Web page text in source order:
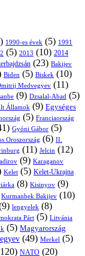
1990-es évek (5) 1991
(5) 2013 (10) 2014
(23) Bakijev
Biden (5) Biskek (10)
Medvegyev (11)
(9) Dzsalal-Abad (5)
Államok (9) Egységes
(5) Franciaország
Gyóni Gábor (5)
Oroszország (6) II.
(11) Jelcin (12)
(9) Karaganov
Kelet (5) Kelet-Ukrajna
(8) Kisinyov (9)
Kurmanbek Bakijev (10)
lengyelek (8)
Párt (5) Litvánia
(5) Magyarország
(49) Merkel (5)
NATO (20)